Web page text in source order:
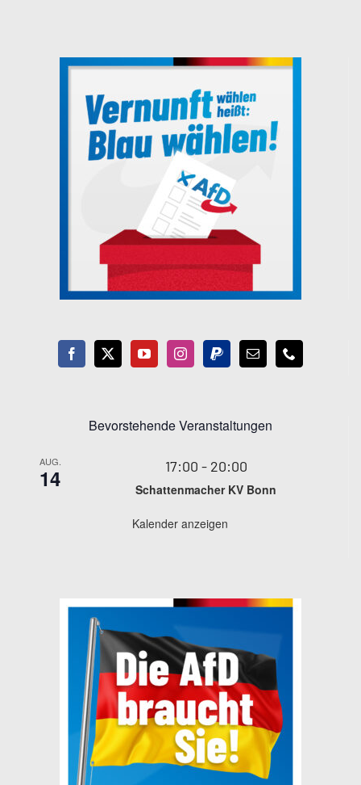
Bevorstehende Veranstaltungen
AUG.
14 17:00 - 20:00
Schattenmacher KV Bonn
Kalender anzeigen